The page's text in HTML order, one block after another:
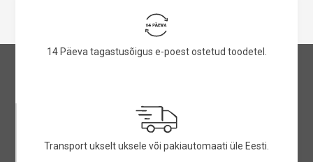
14 Päeva tagastusõigus e-poest ostetud toodetel.
Transport ukselt uksele või pakiautomaati üle Eesti.